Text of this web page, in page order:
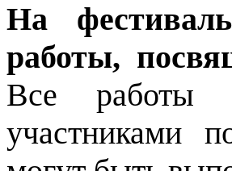
На
работы,
Все работы
участниками